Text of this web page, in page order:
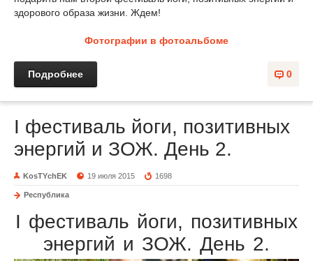
здорового образа жизни. Ждем!
Фотографии в фотоальбоме
0
Подробнее
I фестиваль йоги, позитивных
энергий и ЗОЖ. День 2.
KosTYchEK 19 июля 2015 1698
Республика
I фестиваль йоги, позитивных
энергий и ЗОЖ. День 2.